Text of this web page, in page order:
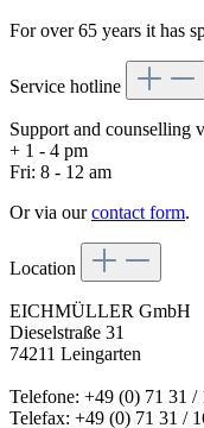
For over 65 years it has
Service hotline
Support and counselling
+ 1 - 4 pm
Fri: 8 - 12 am
Or via ourcontact form.
Location
EICHMÜLLER GmbH
Dieselstraße 31
74211 Leingarten
Telefone: +49 (0) 71 31 /
Telefax: +49 (0) 71 31 /